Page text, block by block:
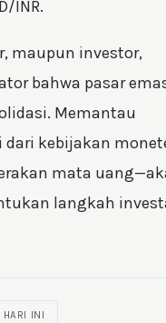
INR.
maupun investor,
bahwa pasar
Memantau
kebijakan
mata
langkah
HARI INI